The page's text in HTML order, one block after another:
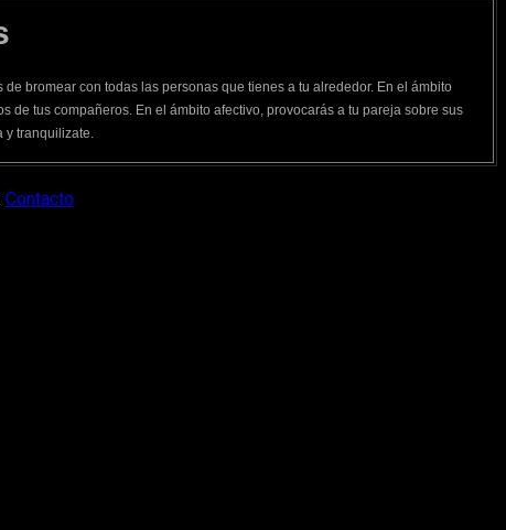
de bromear con todas las personas que tienes a tu alrededor. En el ámbito
de tus compañeros. En el ámbito afectivo, provocarás a tu pareja sobre sus
y tranquilizate.
Contacto